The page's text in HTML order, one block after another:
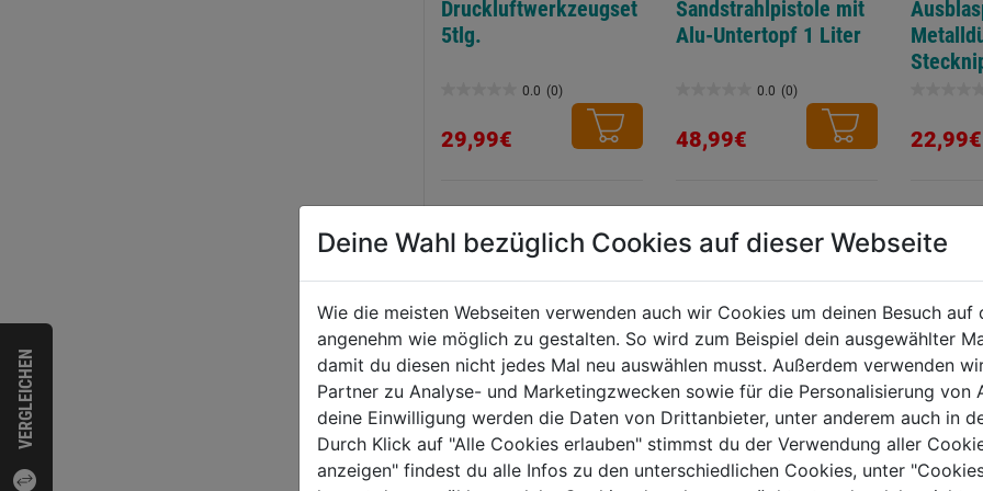
VERGLEICHEN
Druckluftwerkzeugset
5tlg.
0.0 (0)
von
29,99€
Sandstrahlpistole mit
Alu-Untertopf 1 Liter
0.0 (0)
von
48,99€
von
22,99€
WEITERE PRODUKTE AUS DIESER KATEGORIE
Deine Wahl bezüglich Cookies auf dieser Webseite
Wie die meisten Webseiten verwenden auch wir Cookies um deinen Besuch auf
angenehm wie möglich zu gestalten. So wird zum Beispiel dein ausgewählter
damit du diesen nicht jedes Mal neu auswählen musst. Außerdem verwenden
Partner zu Analyse- und Marketingzwecken sowie für die Personalisierung von
deine Einwilligung werden die Daten von Drittanbieter, unter anderem auch in
Durch Klick auf "Alle Cookies erlauben" stimmst du der Verwendung aller
anzeigen" findest du alle Infos zu den unterschiedlichen Cookies, unter